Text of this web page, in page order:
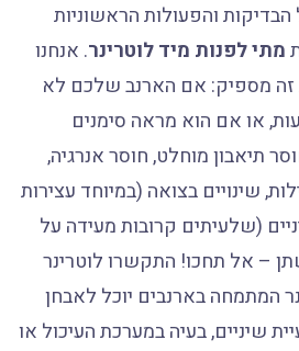
והפעולות הראשוניות
מתי לפנות מיד לוטרינר. אנחנו
זה מספיק: אם הארנב שלכם לא
12-24 שעות, או אם הוא מראה סימנים
תיאבון מוחלט, חוסר אנרגיה,
שינויים בצואה (במיוחד עצירות
(שלעיתים קרובות מעידה על
– אל תחכו! התקשרו לוטרינר
המתמחה בארנבים יוכל לאבחן
שיניים, בעיה במערכת העיכול או